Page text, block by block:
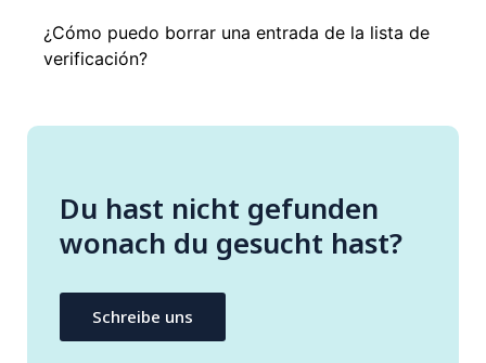
¿Cómo puedo borrar una entrada de la lista de
verificación?
Du hast nicht gefunden
wonach du gesucht hast?
Schreibe uns